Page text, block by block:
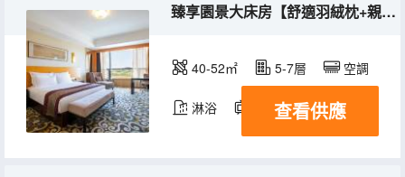
臻享園景大床房【舒適羽絨枕+親膚床品+城市意境】
40-52㎡ 5-7層 空調
淋浴 電視機 冰箱
查看供應